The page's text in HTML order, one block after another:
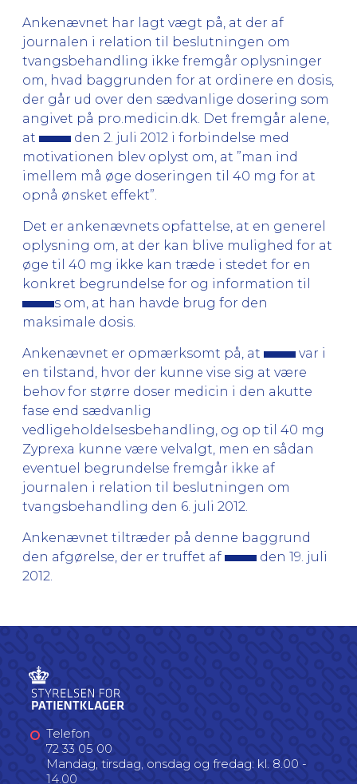
Ankenævnet har lagt vægt på, at der af
journalen i relation til beslutningen om
tvangsbehandling ikke fremgår oplysninger
om, hvad baggrunden for at ordinere en dosis,
der går ud over den sædvanlige dosering som
angivet på pro.medicin.dk. Det fremgår alene,
at
den 2. juli 2012 i forbindelse med
motivationen blev oplyst om, at ”man ind
imellem må øge doseringen til 40 mg for at
opnå ønsket effekt”.
Det er ankenævnets opfattelse, at en generel
oplysning om, at der kan blive mulighed for at
øge til 40 mg ikke kan træde i stedet for en
konkret begrundelse for og information til
s om, at han havde brug for den
maksimale dosis.
Ankenævnet er opmærksomt på, at
var i
en tilstand, hvor der kunne vise sig at være
behov for større doser medicin i den akutte
fase end sædvanlig
vedligeholdelsesbehandling, og op til 40 mg
Zyprexa kunne være velvalgt, men en sådan
eventuel begrundelse fremgår ikke af
journalen i relation til beslutningen om
tvangsbehandling den 6. juli 2012.
Ankenævnet tiltræder på denne baggrund
den afgørelse, der er truffet af
den 19. juli
2012.
Telefon
72 33 05 00
Mandag, tirsdag, onsdag og fredag: kl. 8.00 -
14.00